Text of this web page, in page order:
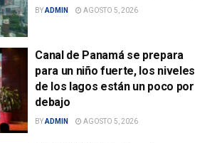
BYADMIN AGOSTO 5, 2026
Canal de Panamá se prepara
para un niño fuerte, los niveles
de los lagos están un poco por
debajo
BYADMIN AGOSTO 5, 2026